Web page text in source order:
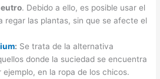
. Debido a ello, es posible usar el
regar las plantas, sin que se afecte el
: Se trata de la alternativa
donde la suciedad se encuentra
ejemplo, en la ropa de los chicos.